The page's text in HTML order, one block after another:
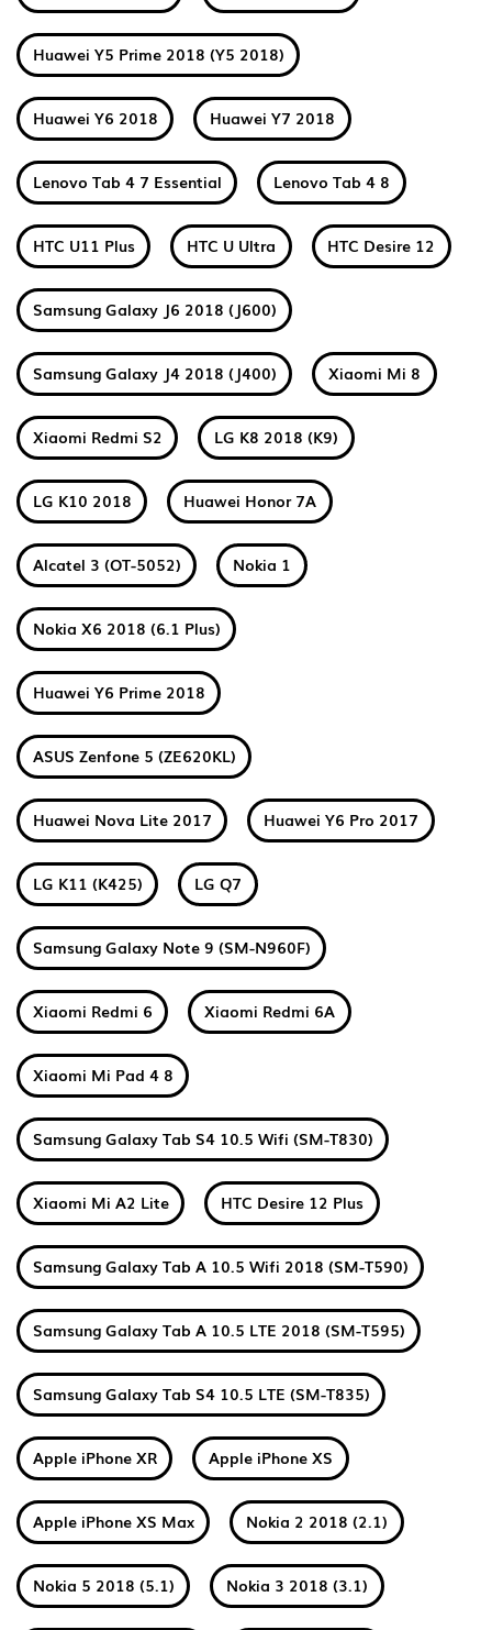
Huawei Y5 Prime 2018 (Y5 2018)
Huawei Y6 2018 Huawei Y7 2018
Lenovo Tab 4 7 Essential Lenovo Tab 4 8
HTC U11 Plus HTC U Ultra HTC Desire 12
Samsung Galaxy J6 2018 (J600)
Samsung Galaxy J4 2018 (J400) Xiaomi Mi 8
Xiaomi Redmi S2 LG K8 2018 (K9)
LG K10 2018 Huawei Honor 7A
Alcatel 3 (OT-5052) Nokia 1
Nokia X6 2018 (6.1 Plus)
Huawei Y6 Prime 2018
ASUS Zenfone 5 (ZE620KL)
Huawei Nova Lite 2017 Huawei Y6 Pro 2017
LG K11 (K425) LG Q7
Samsung Galaxy Note 9 (SM-N960F)
Xiaomi Redmi 6 Xiaomi Redmi 6A
Xiaomi Mi Pad 4 8
Samsung Galaxy Tab S4 10.5 Wifi (SM-T830)
Xiaomi Mi A2 Lite HTC Desire 12 Plus
Samsung Galaxy Tab A 10.5 Wifi 2018 (SM-T590)
Samsung Galaxy Tab A 10.5 LTE 2018 (SM-T595)
Samsung Galaxy Tab S4 10.5 LTE (SM-T835)
Apple iPhone XR Apple iPhone XS
Apple iPhone XS Max Nokia 2 2018 (2.1)
Nokia 5 2018 (5.1) Nokia 3 2018 (3.1)